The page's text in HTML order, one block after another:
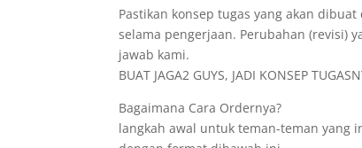
Pastikan konsep tugas yang akan
selama pengerjaan. Perubahan (revisi)
jawab kami.
BUAT JAGA2 GUYS, JADI KONSEP
Bagaimana Cara Ordernya?
langkah awal untuk teman-teman yang